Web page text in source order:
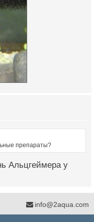
препараты?
Альцгеймера у
info@2aqua.com